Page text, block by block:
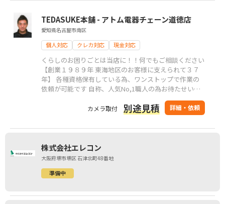
TEDASUKE本舗 - アトム電器チェーン道徳店
愛知県名古屋市南区
個人対応 クレカ対応 現金対応
くらしのお困りごとは当店に！！何でもご相談ください
【創業１９８９年 東海地区のお客様に支えられて３７
年】 各種資格保有している為、ワンストップで作業の
依頼が可能です 自称、人気No,1職人の為お待たせいた
カメラ取付 別途見積 詳細・依頼
株式会社エレコン
大阪府堺市堺区 石津北町48番地
準備中